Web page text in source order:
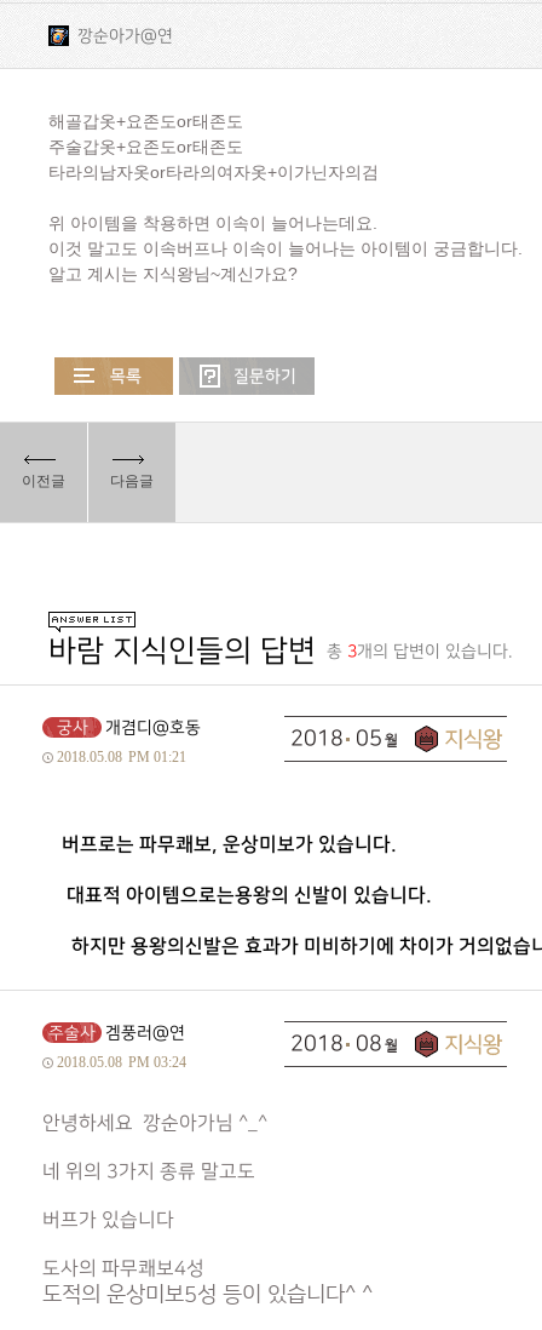
깡순아가@연
해골갑옷+요존도or태존도
주술갑옷+요존도or태존도
타라의남자옷or타라의여자옷+이가닌자의검
위 아이템을 착용하면 이속이 늘어나는데요.
이것 말고도 이속버프나 이속이 늘어나는 아이템이 궁금합니다.
알고 계시는 지식왕님~계신가요?
이전글 다음글
바람 지식인들의 답변 총 3개의 답변이 있습니다.
궁사 개겸디@호동
2018.05.08 PM 01:21
버프로는 파무쾌보, 운상미보가 있습니다.
대표적 아이템으로는용왕의 신발이 있습니다.
하지만 용왕의신발은 효과가 미비하기에 차이가 거의없습
2018 05
주술사 겜풍러@연
2018.05.08 PM 03:24
안녕하세요 깡순아가님 ^_^
네 위의 3가지 종류 말고도
버프가 있습니다
도사의 파무쾌보4성
도적의 운상미보5성 등이 있습니다^ ^
2018 08